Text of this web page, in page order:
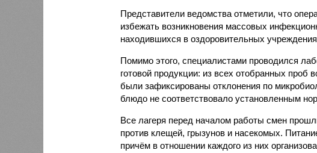
Представители ведомства отметили, что
избежать возникновения массовых
находившихся в оздоровительных
Помимо этого, специалистами проводился
готовой продукции: из всех отобранных проб
были зафиксированы отклонения по
блюдо не соответствовало установленным
Все лагеря перед началом работы смен
против клещей, грызунов и насекомых.
причём в отношении каждого из них